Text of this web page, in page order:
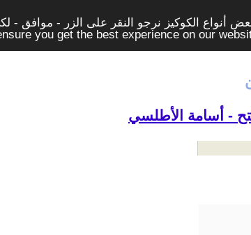
أنواع الكوكيز نرجو النقر على الزر - موافق -
you get the best experience on our
- أسامة الأطلسي